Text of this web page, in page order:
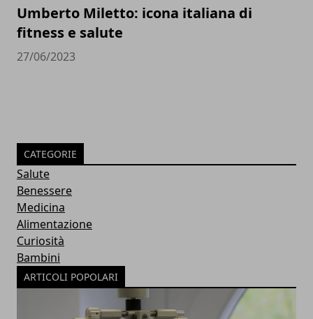
Umberto Miletto: icona italiana di
fitness e salute
27/06/2023
CATEGORIE
Salute
Benessere
Medicina
Alimentazione
Curiosità
Bambini
ARTICOLI POPOLARI